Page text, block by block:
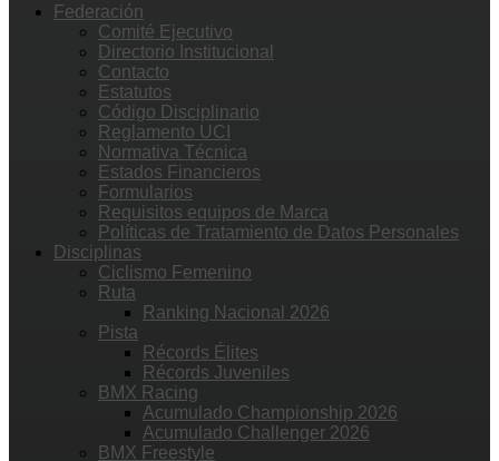
Federación
Comité Ejecutivo
Directorio Institucional
Contacto
Estatutos
Código Disciplinario
Reglamento UCI
Normativa Técnica
Estados Financieros
Formularios
Requisitos equipos de Marca
Políticas de Tratamiento de Datos Personales
Disciplinas
Ciclismo Femenino
Ruta
Ranking Nacional 2026
Pista
Récords Élites
Récords Juveniles
BMX Racing
Acumulado Championship 2026
Acumulado Challenger 2026
BMX Freestyle